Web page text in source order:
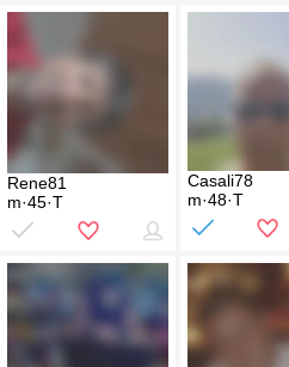
Rene81
m·45·T
Casali78
m·48·T